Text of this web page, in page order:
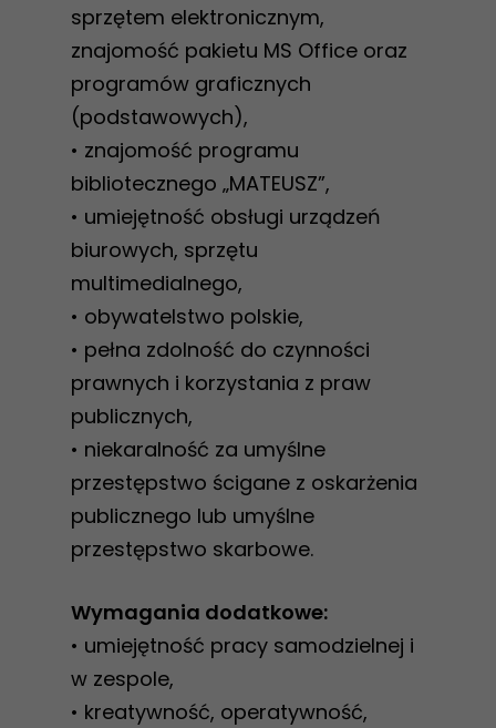
sprzętem elektronicznym,
znajomość pakietu MS Office oraz
programów graficznych
(podstawowych),
• znajomość programu
bibliotecznego „MATEUSZ”,
• umiejętność obsługi urządzeń
biurowych, sprzętu
multimedialnego,
• obywatelstwo polskie,
• pełna zdolność do czynności
prawnych i korzystania z praw
publicznych,
• niekaralność za umyślne
przestępstwo ścigane z oskarżenia
publicznego lub umyślne
przestępstwo skarbowe.
Wymagania dodatkowe:
• umiejętność pracy samodzielnej i
w zespole,
• kreatywność, operatywność,